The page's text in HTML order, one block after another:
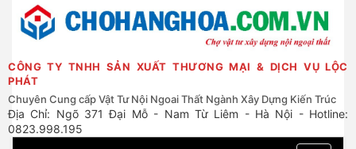
CÔNG TY TNHH SẢN XUẤT THƯƠNG MẠI & DỊCH VỤ LỘC
PHÁT
Chuyên Cung cấp Vật Tư Nội Ngoai Thất Ngành Xây Dựng Kiến Trúc
Địa Chỉ: Ngõ 371 Đại Mỗ - Nam Từ Liêm - Hà Nội - Hotline:
0823.998.195